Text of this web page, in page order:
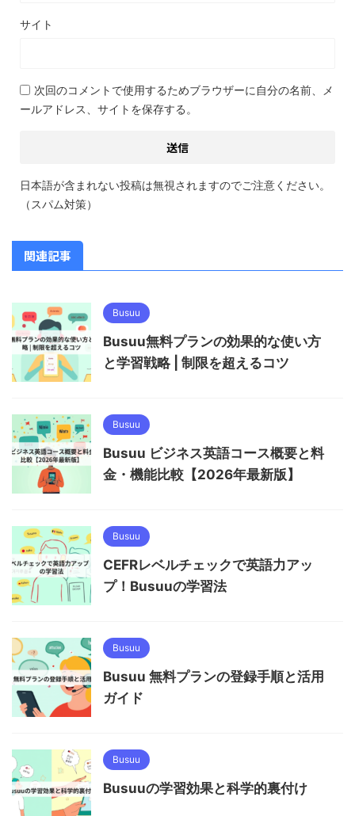
サイト
次回のコメントで使用するためブラウザーに自分の名前、メ
ールアドレス、サイトを保存する。
日本語が含まれない投稿は無視されますのでご注意ください。
（スパム対策）
関連記事
Busuu
Busuu無料プランの効果的な使い方
と学習戦略 | 制限を超えるコツ
Busuu
Busuu ビジネス英語コース概要と料
金・機能比較【2026年最新版】
Busuu
CEFRレベルチェックで英語力アッ
プ！Busuuの学習法
Busuu
Busuu 無料プランの登録手順と活用
ガイド
Busuu
Busuuの学習効果と科学的裏付け